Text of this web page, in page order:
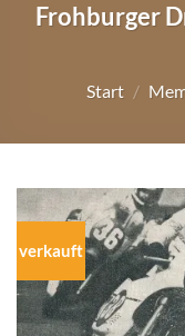
Frohburger
Start /
verkauft